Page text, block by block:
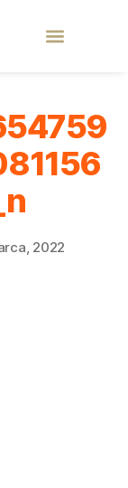
2022